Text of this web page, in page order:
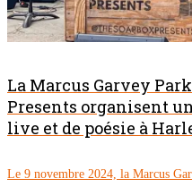
La Marcus Garvey
Presents organisent
live et de poésie à
Le 9 novembre 2024, la Marcus